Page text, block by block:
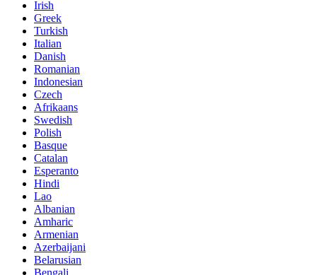
Irish
Greek
Turkish
Italian
Danish
Romanian
Indonesian
Czech
Afrikaans
Swedish
Polish
Basque
Catalan
Esperanto
Hindi
Lao
Albanian
Amharic
Armenian
Azerbaijani
Belarusian